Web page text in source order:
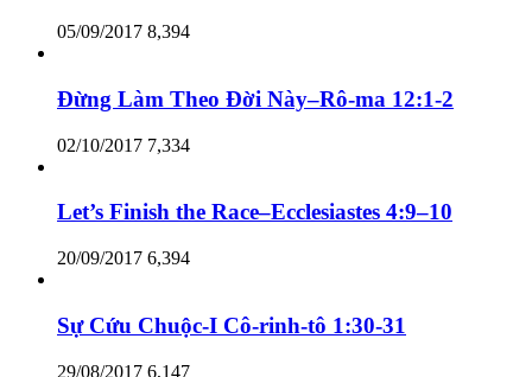
05/09/2017 8,394
Đừng Làm Theo Đời Này–Rô-ma 12:1-2
02/10/2017 7,334
Let’s Finish the Race–Ecclesiastes 4:9–10
20/09/2017 6,394
Sự Cứu Chuộc-I Cô-rinh-tô 1:30-31
29/08/2017 6,147